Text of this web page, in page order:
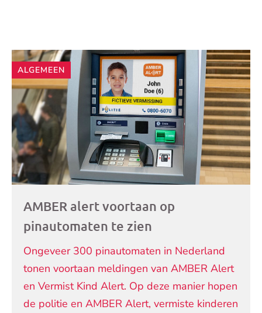
Andere
artikelen
ALGEMEEN
AMBER alert voortaan op
pinautomaten te zien
Ongeveer 300 pinautomaten in Nederland
tonen voortaan meldingen van AMBER Alert
en Vermist Kind Alert. Op deze manier hopen
de politie en AMBER Alert, vermiste kinderen